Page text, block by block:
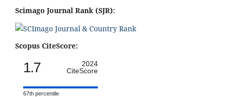
Scimago Journal Rank (SJR):
Scopus CiteScore:
1.7
2024
CiteScore
67th percentile